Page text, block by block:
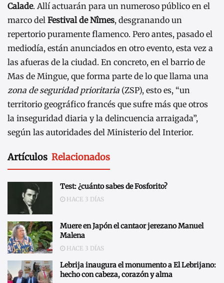
Calade. Allí actuarán para un numeroso público en el
marco del Festival de Nîmes, desgranando un
repertorio puramente flamenco. Pero antes, pasado el
mediodía, están anunciados en otro evento, esta vez a
las afueras de la ciudad. En concreto, en el barrio de
Mas de Mingue, que forma parte de lo que llama una
zona de seguridad prioritaria (ZSP), esto es, “un
territorio geográfico francés que sufre más que otros
la inseguridad diaria y la delincuencia arraigada”,
según las autoridades del Ministerio del Interior.
Artículos Relacionados
Test: ¿cuánto sabes de Fosforito?
HACE 3 DÍAS
Muere en Japón el cantaor jerezano Manuel
Malena
HACE 3 DÍAS
Lebrija inaugura el monumento a El Lebrijano:
hecho con cabeza, corazón y alma